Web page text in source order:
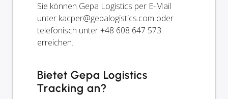
Sie können Gepa Logistics per E-Mail
unter kacper@gepalogistics.com oder
telefonisch unter +48 608 647 573
erreichen.
Bietet Gepa Logistics
Tracking an?